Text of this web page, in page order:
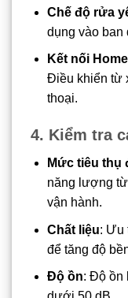
Chế độ rửa
dụng vào ban
Kết nối
Điều khiển từ
thoại.
4. Kiểm tra
Mức tiêu thụ
năng lượng
vận hành.
Chất liệu: Ưu
để tăng độ
Độ ồn: Độ ồn